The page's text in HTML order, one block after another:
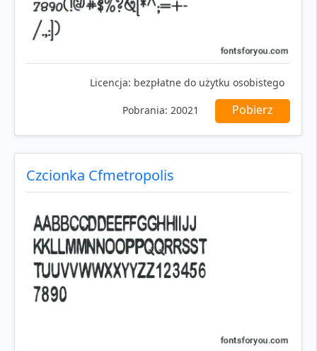
Licencja: bezpłatne do użytku osobistego
Pobrania: 20021 Pobierz
Czcionka Cfmetropolis